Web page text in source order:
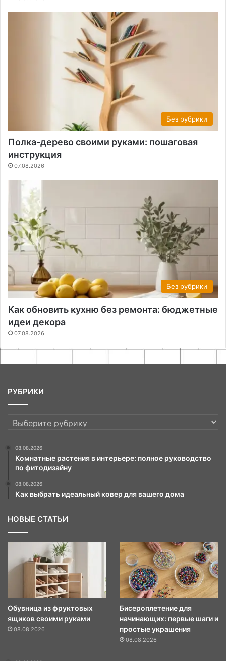
Без рубрики
Полка-дерево своими руками: пошаговая
инструкция
07.08.2026
Без рубрики
Как обновить кухню без ремонта: бюджетные
идеи декора
07.08.2026
РУБРИКИ
РУБРИКИ
08.08.2026
Комнатные растения в интерьере: полное руководство
по фитодизайну
08.08.2026
Как выбрать идеальный ковер для вашего дома
НОВЫЕ СТАТЬИ
Обувница из фруктовых
ящиков своими руками
08.08.2026
Бисероплетение для
начинающих: первые шаги и
простые украшения
08.08.2026